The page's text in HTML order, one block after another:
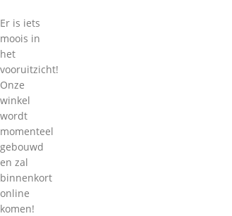
Er is iets
moois in
het
vooruitzicht!
Onze
winkel
wordt
momenteel
gebouwd
en zal
binnenkort
online
komen!